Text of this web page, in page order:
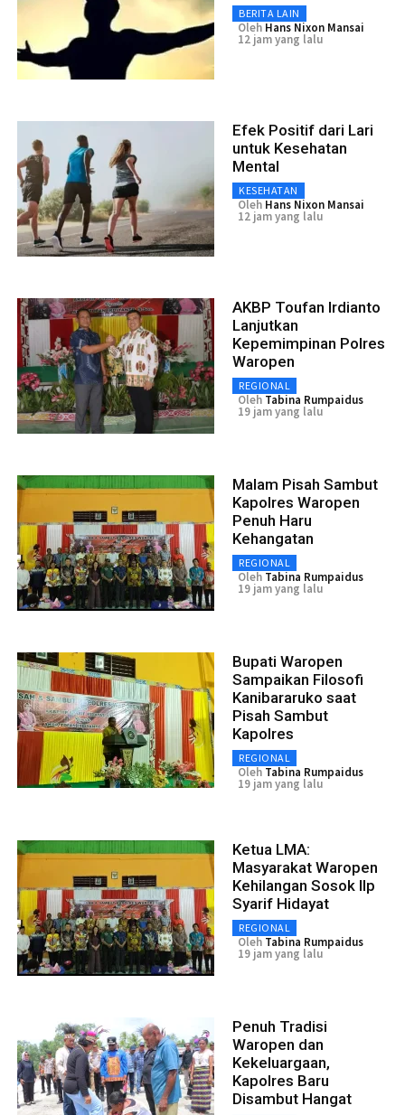
BERITA LAIN
Oleh Hans Nixon Mansai
12 jam yang lalu
Efek Positif dari Lari
untuk Kesehatan
Mental
KESEHATAN
Oleh Hans Nixon Mansai
12 jam yang lalu
AKBP Toufan Irdianto
Lanjutkan
Kepemimpinan Polres
Waropen
REGIONAL
Oleh Tabina Rumpaidus
19 jam yang lalu
Malam Pisah Sambut
Kapolres Waropen
Penuh Haru
Kehangatan
REGIONAL
Oleh Tabina Rumpaidus
19 jam yang lalu
Bupati Waropen
Sampaikan Filosofi
Kanibararuko saat
Pisah Sambut
Kapolres
REGIONAL
Oleh Tabina Rumpaidus
19 jam yang lalu
Ketua LMA:
Masyarakat Waropen
Kehilangan Sosok IIp
Syarif Hidayat
REGIONAL
Oleh Tabina Rumpaidus
19 jam yang lalu
Penuh Tradisi
Waropen dan
Kekeluargaan,
Kapolres Baru
Disambut Hangat